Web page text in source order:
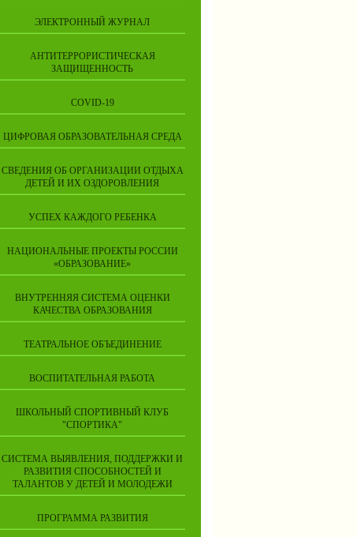
ЭЛЕКТРОННЫЙ ЖУРНАЛ
АНТИТЕРРОРИСТИЧЕСКАЯ
ЗАЩИЩЕННОСТЬ
COVID-19
ЦИФРОВАЯ ОБРАЗОВАТЕЛЬНАЯ СРЕДА
СВЕДЕНИЯ ОБ ОРГАНИЗАЦИИ ОТДЫХА
ДЕТЕЙ И ИХ ОЗДОРОВЛЕНИЯ
УСПЕХ КАЖДОГО РЕБЕНКА
НАЦИОНАЛЬНЫЕ ПРОЕКТЫ РОССИИ
«ОБРАЗОВАНИЕ»
ВНУТРЕННЯЯ СИСТЕМА ОЦЕНКИ
КАЧЕСТВА ОБРАЗОВАНИЯ
ТЕАТРАЛЬНОЕ ОБЪЕДИНЕНИЕ
ВОСПИТАТЕЛЬНАЯ РАБОТА
ШКОЛЬНЫЙ СПОРТИВНЫЙ КЛУБ
"СПОРТИКА"
СИСТЕМА ВЫЯВЛЕНИЯ, ПОДДЕРЖКИ И
РАЗВИТИЯ СПОСОБНОСТЕЙ И
ТАЛАНТОВ У ДЕТЕЙ И МОЛОДЕЖИ
ПРОГРАММА РАЗВИТИЯ